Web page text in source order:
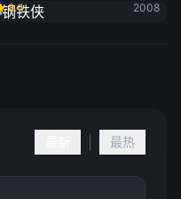
8.4
2008
最热